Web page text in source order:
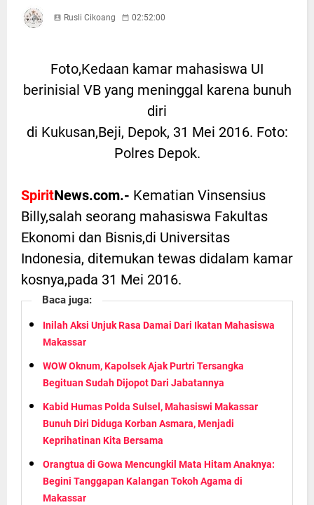
Rusli Cikoang 02:52:00
Foto,Kedaan kamar mahasiswa UI
berinisial VB yang meninggal karena bunuh
diri
di Kukusan,Beji, Depok, 31 Mei 2016. Foto:
Polres Depok.
SpiritNews.com.- Kematian Vinsensius
Billy,salah seorang mahasiswa Fakultas
Ekonomi dan Bisnis,di Universitas
Indonesia, ditemukan tewas didalam kamar
kosnya,pada 31 Mei 2016.
Baca juga:
Inilah Aksi Unjuk Rasa Damai Dari Ikatan Mahasiswa
Makassar
WOW Oknum, Kapolsek Ajak Purtri Tersangka
Begituan Sudah Dijopot Dari Jabatannya
Kabid Humas Polda Sulsel, Mahasiswi Makassar
Bunuh Diri Diduga Korban Asmara, Menjadi
Keprihatinan Kita Bersama
Orangtua di Gowa Mencungkil Mata Hitam Anaknya:
Begini Tanggapan Kalangan Tokoh Agama di
Makassar